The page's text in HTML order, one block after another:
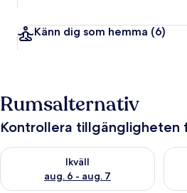
Känn dig som hemma (6)
Rumsalternativ
Kontrollera tillgängligheten
Ikväll
aug. 6 - aug. 7
Kontrollera tillgängligheten för ikväll